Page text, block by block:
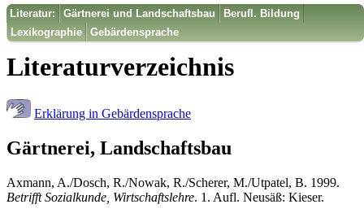
Literatur: Gärtnerei und Landschaftsbau
Berufl. Bildung
Lexikographie
Gebärdensprache
Literaturverzeichnis
Erklärung in Gebärdensprache
Gärtnerei, Landschaftsbau
Axmann, A./Dosch, R./Nowak, R./Scherer, M./Utpatel, B. 1999.
Betrifft Sozialkunde, Wirtschaftslehre. 1. Aufl. Neusäß: Kieser.